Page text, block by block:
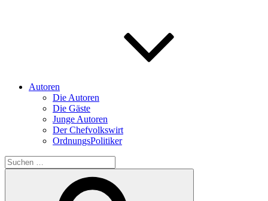
Autoren
Die Autoren
Die Gäste
Junge Autoren
Der Chefvolkswirt
OrdnungsPolitiker
Suchen
nach: